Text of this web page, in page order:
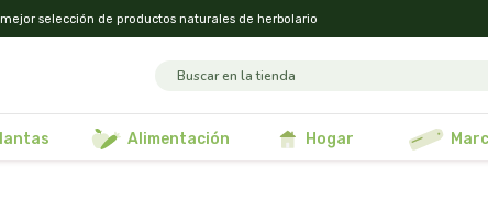
selección de productos naturales de herbolario
plantas alimentación hogar